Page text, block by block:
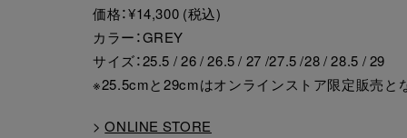
価格：¥14,300 (税込)
カラー：GREY
サイズ：25.5 / 26 / 26.5 / 27 /27.5 /28 / 28.5 / 29
※25.5cmと29cmはオンラインストア限定販売と
>ONLINE STORE